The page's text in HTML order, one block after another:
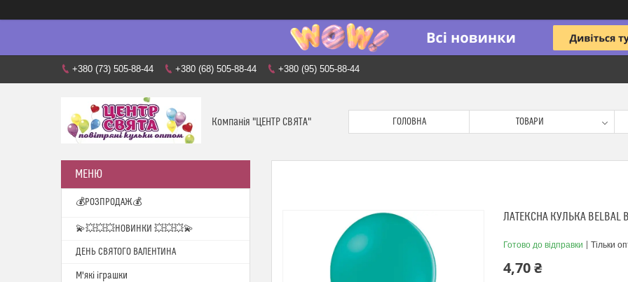
+380 (73) 505-88-44 +380 (68) 505-88-44 +380 (95) 505-88-44
Компанія "ЦЕНТР СВЯТА" ГОЛОВНА ТОВАРИ
ЛАТЕКСНА КУЛЬКА BELBAL
Готово до відправки Тільки
4,70 ₴
💰РОЗПРОДАЖ💰
💫💥💥💥НОВИНКИ 💥💥💥💫
ДЕНЬ СВЯТОГО ВАЛЕНТИНА
М'які іграшки